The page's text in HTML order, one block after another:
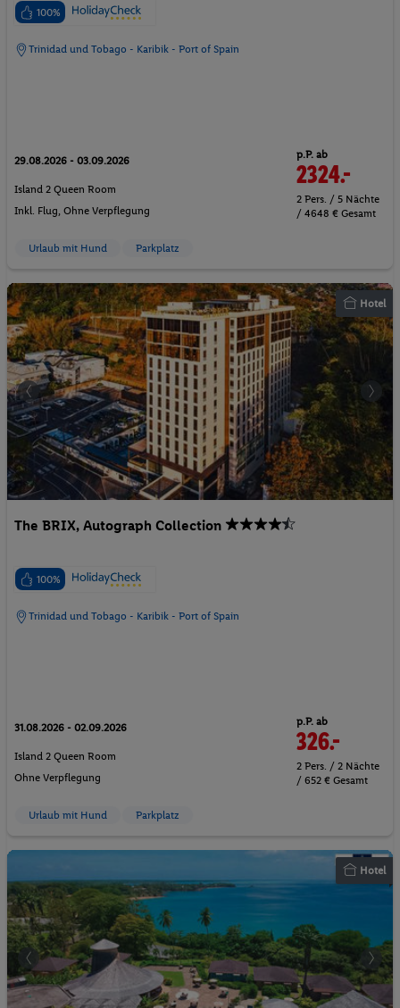
100%
Trinidad und Tobago - Karibik - Port of Spain
29.08.2026 - 03.09.2026
Island 2 Queen Room
Inkl. Flug, Ohne Verpflegung
p.P. ab
2324.-
2 Pers. / 5 Nächte
/ 4648 € Gesamt
Urlaub mit Hund Parkplatz
Hotel
The BRIX, Autograph Collection
100%
Trinidad und Tobago - Karibik - Port of Spain
31.08.2026 - 02.09.2026
Island 2 Queen Room
Ohne Verpflegung
p.P. ab
326.-
2 Pers. / 2 Nächte
/ 652 € Gesamt
Urlaub mit Hund Parkplatz
Hotel